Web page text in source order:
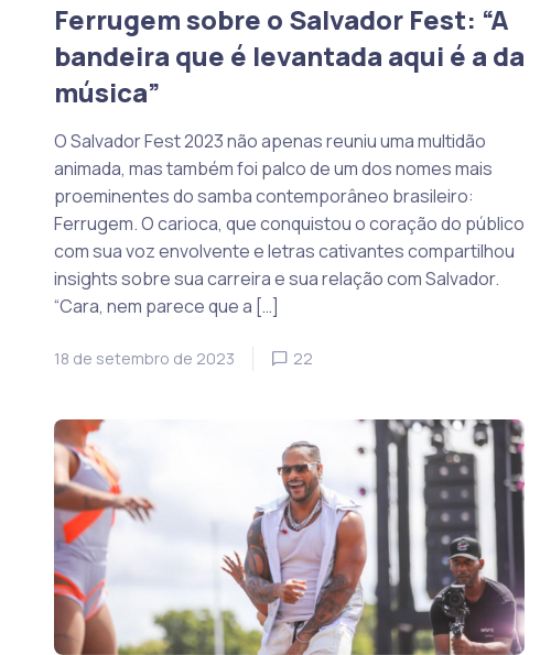
Ferrugem sobre o Salvador Fest: “A
bandeira que é levantada aqui é a da
música”
O Salvador Fest 2023 não apenas reuniu uma multidão
animada, mas também foi palco de um dos nomes mais
proeminentes do samba contemporâneo brasileiro:
Ferrugem. O carioca, que conquistou o coração do público
com sua voz envolvente e letras cativantes compartilhou
insights sobre sua carreira e sua relação com Salvador.
“Cara, nem parece que a […]
18 de setembro de 2023 22